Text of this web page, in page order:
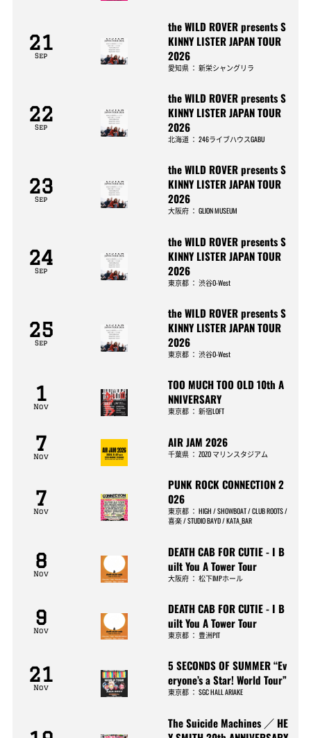
21
Sep
the WILD ROVER presents S
KINNY LISTER JAPAN TOUR
2026
愛知県 ：新栄シャングリラ
22
Sep
the WILD ROVER presents S
KINNY LISTER JAPAN TOUR
2026
北海道 ：246ライブハウスGABU
23
Sep
the WILD ROVER presents S
KINNY LISTER JAPAN TOUR
2026
大阪府 ：GLION MUSEUM
24
Sep
the WILD ROVER presents S
KINNY LISTER JAPAN TOUR
2026
東京都 ：渋谷O-West
25
Sep
the WILD ROVER presents S
KINNY LISTER JAPAN TOUR
2026
東京都 ：渋谷O-West
1
Nov
TOO MUCH TOO OLD 10th A
NNIVERSARY
東京都 ：新宿LOFT
7
Nov
AIR JAM 2026
千葉県 ：ZOZO マリンスタジアム
7
Nov
PUNK ROCK CONNECTION 2
026
東京都 ：HIGH / SHOWBOAT / CLUB ROOTS /
喜楽 / STUDIO BAYD / KATA_BAR
8
Nov
DEATH CAB FOR CUTIE - I B
uilt You A Tower Tour
大阪府 ：松下IMPホール
9
Nov
DEATH CAB FOR CUTIE - I B
uilt You A Tower Tour
東京都 ：豊洲PIT
21
Nov
5 SECONDS OF SUMMER “Ev
eryone’s a Star! World Tour”
東京都 ：SGC HALL ARIAKE
The Suicide Machines ／ HE